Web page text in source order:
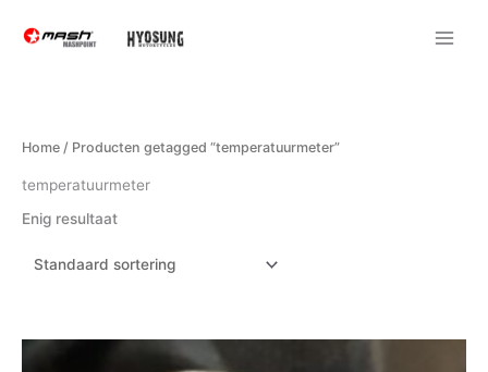
naar
Home / Producten getagged “temperatuurmeter”
temperatuurmeter
Enig resultaat